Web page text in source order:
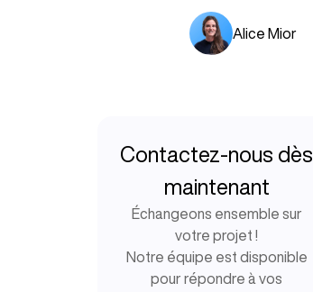
Alice Mior
Contactez-nous dès
maintenant
Échangeons ensemble sur
votre projet !
Notre équipe est disponible
pour répondre à vos